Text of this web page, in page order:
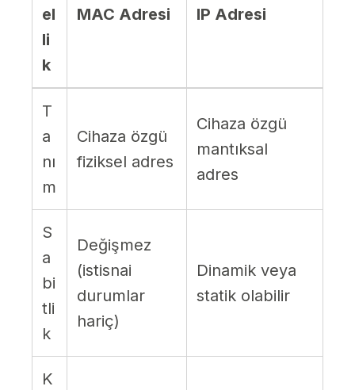
el
li
k
MAC Adresi IP Adresi
T
a
nı
m
Cihaza özgü
fiziksel adres
Cihaza özgü
mantıksal
adres
S
a
bi
tli
k
Değişmez
(istisnai
durumlar
hariç)
Dinamik veya
statik olabilir
K